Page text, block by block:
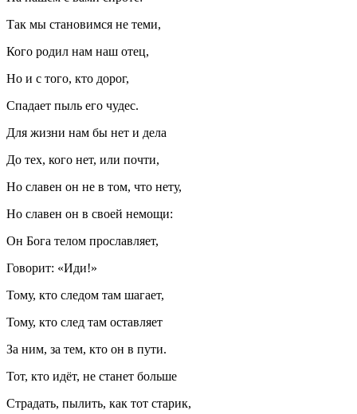
Так мы становимся не теми,
Кого родил нам наш отец,
Но и с того, кто дорог,
Спадает пыль его чудес.
Для жизни нам бы нет и дела
До тех, кого нет, или почти,
Но славен он не в том, что нету,
Но славен он в своей немощи:
Он Бога телом прославляет,
Говорит: «Иди!»
Тому, кто следом там шагает,
Тому, кто след там оставляет
За ним, за тем, кто он в пути.
Тот, кто идёт, не станет больше
Страдать, пылить, как тот старик,